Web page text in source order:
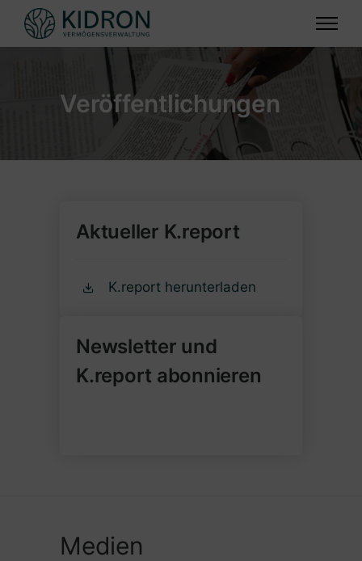
Veröffentlichungen
Aktueller K.report
K.report herunterladen
Newsletter und
K.report abonnieren
Medien